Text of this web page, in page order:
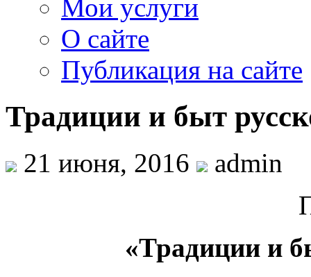
Мои услуги
О сайте
Публикация на сайте
Традиции и быт
21 июня, 2016
admin
«Традиции и